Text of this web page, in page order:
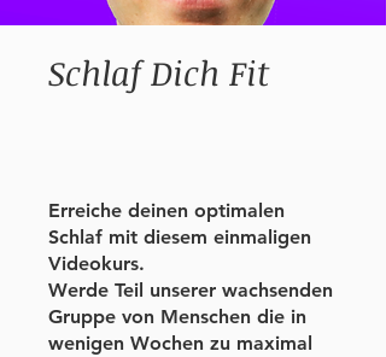
Schlaf Dich Fit
Erreiche deinen optimalen
Schlaf mit diesem einmaligen
Videokurs.
Werde Teil unserer wachsenden
Gruppe von Menschen die in
wenigen Wochen zu maximal